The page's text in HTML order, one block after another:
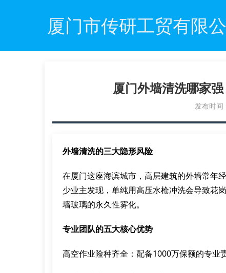
厦门市传研工贸有限
厦门外墙清洗哪家
发布时间
外墙清洗的三大隐形风险
在厦门这座海滨城市，高层建筑的外墙常年
少业主发现，单纯用高压水枪冲洗会导致花
墙玻璃的永久性雾化。
专业团队的五大核心优势
高空作业险种齐全：配备1000万保额的专业